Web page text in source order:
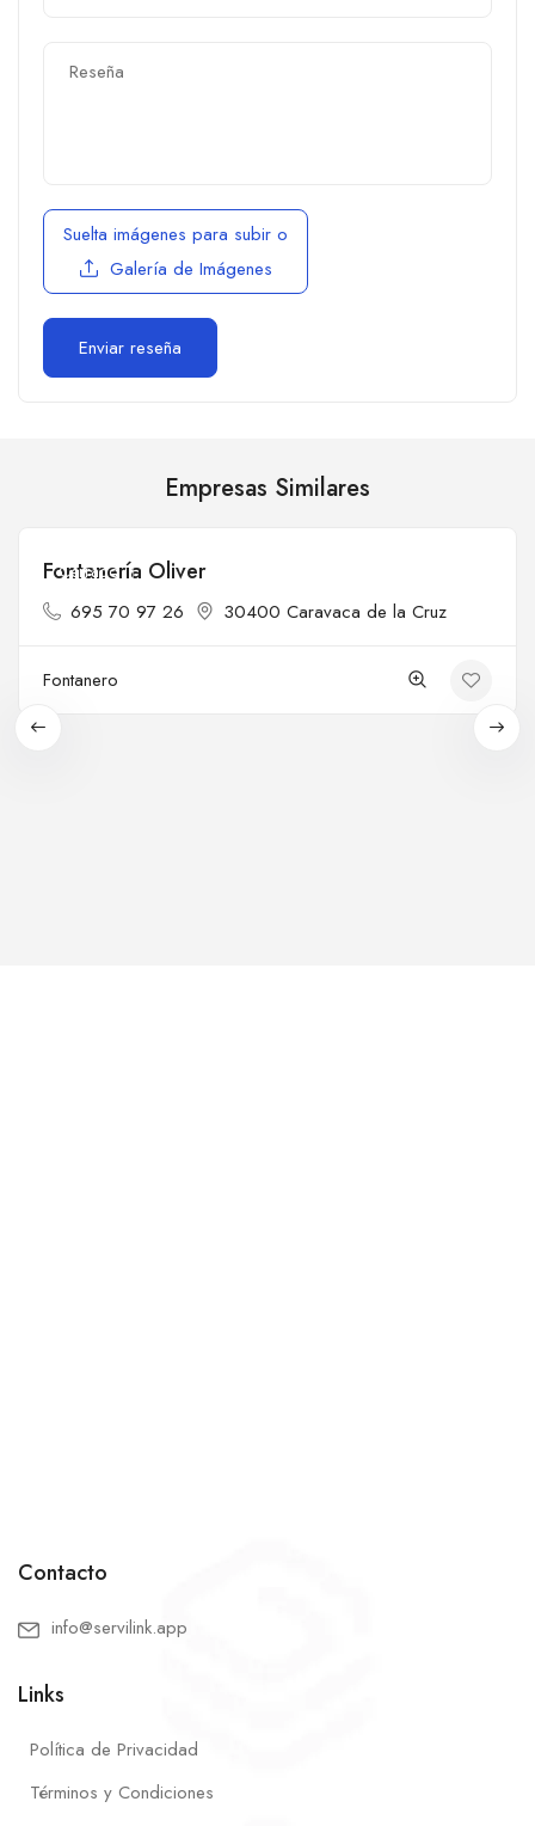
Suelta imágenes para subir o
Galería de Imágenes
Empresas Similares
Cerrado
Fontanería Oliver
695 70 97 26 30400 Caravaca de la Cruz
Fontanero
Contacto
info@servilink.app
Links
Política de Privacidad
Términos y Condiciones